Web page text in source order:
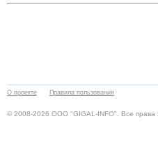
О проекте Правила пользования
© 2008-2026 ООО "GIGAL-INFO". Все права